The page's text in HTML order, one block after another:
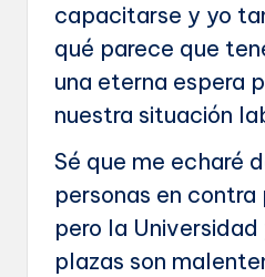
capacitarse y yo
qué parece que
una eterna espera
nuestra situación
Sé que me echaré
personas en contra
pero la Universidad
plazas son